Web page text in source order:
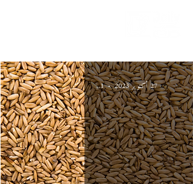
27 أكتوبر 2023 1 دقيقة قراءة